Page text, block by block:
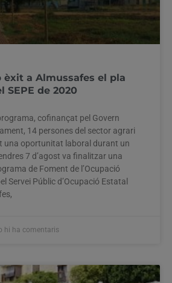
èxit a Almussafes el pla
SEPE de 2020
cofinançat pel Govern
14 persones del sector agrari
una oportunitat laboral durant un
7 d’agost va finalitzar una
de Foment de l’Ocupació
Servei Públic d’Ocupació Estatal
hi ha comentaris